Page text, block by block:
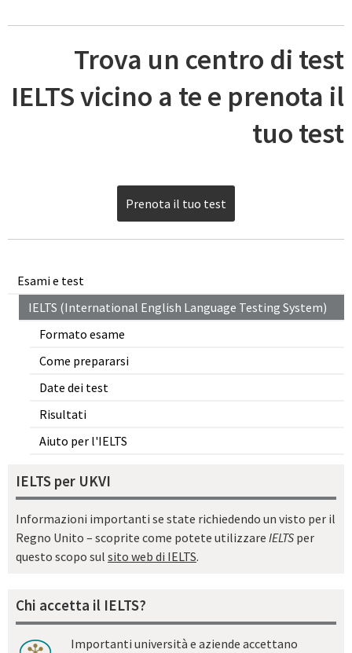
Esami e test
IELTS (International English Language Testing System)
Formato esame
Come prepararsi
Date dei test
Risultati
Aiuto per l'IELTS
IELTS per UKVI
Informazioni importanti se state richiedendo un visto per il
Regno Unito – scoprite come potete utilizzare IELTS per
questo scopo sul sito web di IELTS.
Chi accetta il IELTS?
Importanti università e aziende accettano
Trova un centro di test
IELTS vicino a te e prenota il
tuo test
Prenota il tuo test